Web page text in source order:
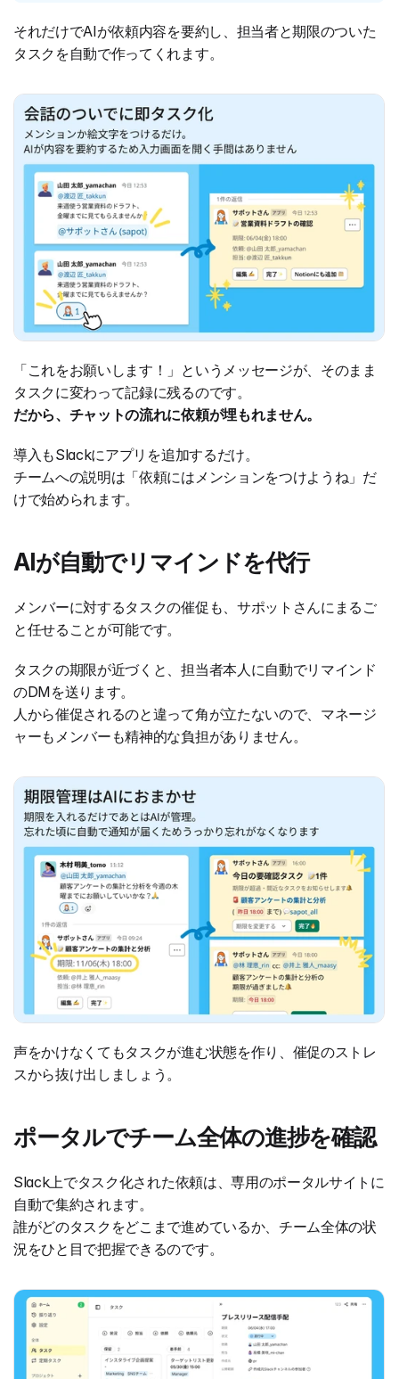
それだけでAIが依頼内容を要約し、担当者と期限のついた
タスクを自動で作ってくれます。
「これをお願いします！」というメッセージが、そのまま
タスクに変わって記録に残るのです。
だから、チャットの流れに依頼が埋もれません。
導入もSlackにアプリを追加するだけ。
チームへの説明は「依頼にはメンションをつけようね」だ
けで始められます。
AIが自動でリマインドを代行
メンバーに対するタスクの催促も、サポットさんにまるご
と任せることが可能です。
タスクの期限が近づくと、担当者本人に自動でリマインド
のDMを送ります。
人から催促されるのと違って角が立たないので、マネージ
ャーもメンバーも精神的な負担がありません。
声をかけなくてもタスクが進む状態を作り、催促のストレ
スから抜け出しましょう。
ポータルでチーム全体の進捗を確認
Slack上でタスク化された依頼は、専用のポータルサイトに
自動で集約されます。
誰がどのタスクをどこまで進めているか、チーム全体の状
況をひと目で把握できるのです。